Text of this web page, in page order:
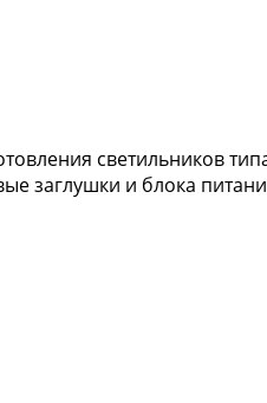
светильников
заглушки и блока